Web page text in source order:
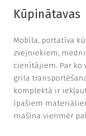
Kūpinātavas
Mobīla, portatīva
zvejniekiem,
cienītājiem. Par ko
grila
komplektā ir
īpašiem
mašīna vienmēr